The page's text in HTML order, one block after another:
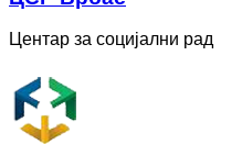
Центар за социјални рад